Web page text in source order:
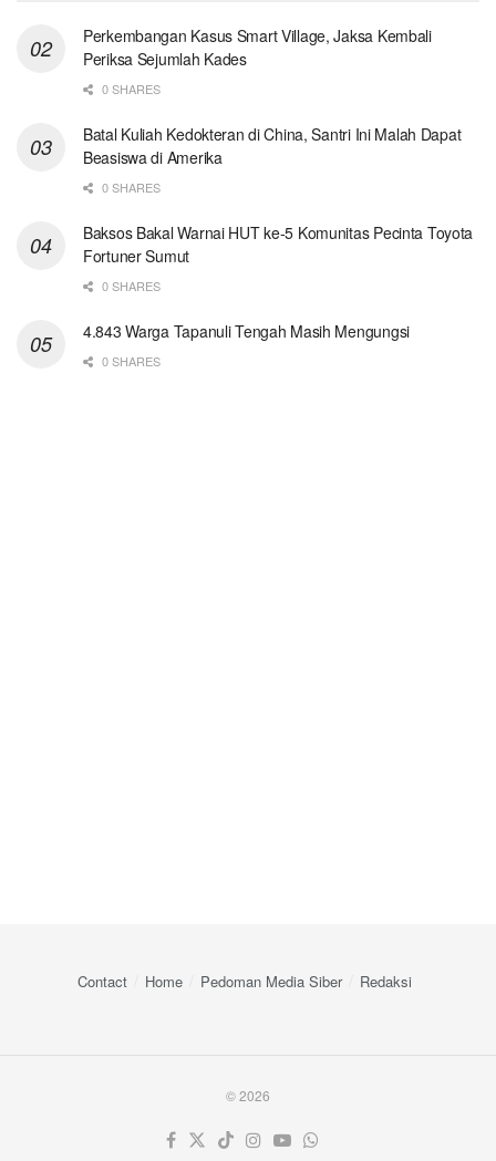
Perkembangan Kasus Smart Village, Jaksa Kembali
Periksa Sejumlah Kades
0 SHARES
Batal Kuliah Kedokteran di China, Santri Ini Malah Dapat
Beasiswa di Amerika
0 SHARES
Baksos Bakal Warnai HUT ke-5 Komunitas Pecinta Toyota
Fortuner Sumut
0 SHARES
4.843 Warga Tapanuli Tengah Masih Mengungsi
0 SHARES
Contact Home Pedoman Media Siber Redaksi
© 2026